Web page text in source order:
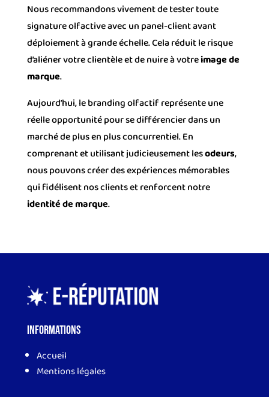
Nous recommandons vivement de tester toute
signature olfactive avec un panel-client avant
déploiement à grande échelle. Cela réduit le risque
d’aliéner votre clientèle et de nuire à votreimage de
marque.
Aujourd’hui, le branding olfactif représente une
réelle opportunité pour se différencier dans un
marché de plus en plus concurrentiel. En
comprenant et utilisant judicieusement lesodeurs,
nous pouvons créer des expériences mémorables
qui fidélisent nos clients et renforcent notre
identité de marque.
Informations
Accueil
Mentions légales